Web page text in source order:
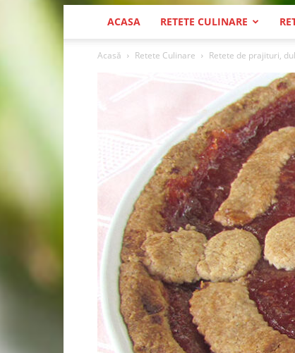
ACASA RETETE CULINARE
Acasă Retete Culinare Retete de prajituri,